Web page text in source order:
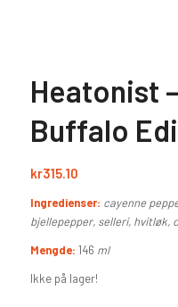
Heatonist
Buffalo
kr315.10
Ingredienser: cayenne
bjellepepper, selleri, hvitløk,
Mengde: 146 ml
Ikke på lager!